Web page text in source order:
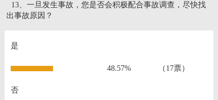
13、一旦发生事故，您是否会积极配合事故调查，尽快找
出事故原因？
是
48.57% （17票）
否